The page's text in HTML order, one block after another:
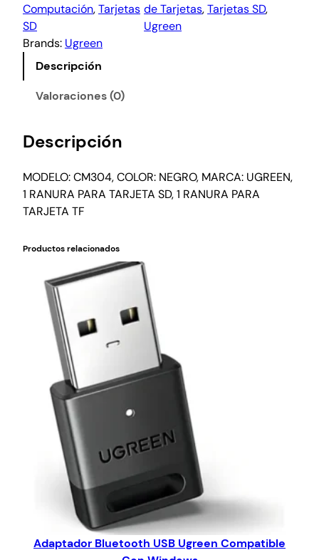
Computación, Tarjetas
SD
de Tarjetas, Tarjetas SD
Ugreen
Brands: Ugreen
Descripción
Valoraciones (0)
Descripción
MODELO: CM304, COLOR: NEGRO, MARCA: UGREEN,
1 RANURA PARA TARJETA SD, 1 RANURA PARA
TARJETA TF
Productos relacionados
Adaptador Bluetooth USB Ugreen Compatible